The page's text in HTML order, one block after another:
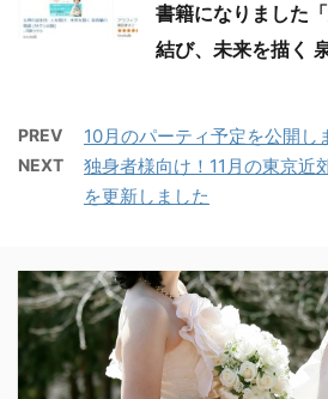
書籍になりました
結び、未来を描く
PREV 10月のパーティ予定を公開し
NEXT
独身者様向け！11月の東京近
を更新しました